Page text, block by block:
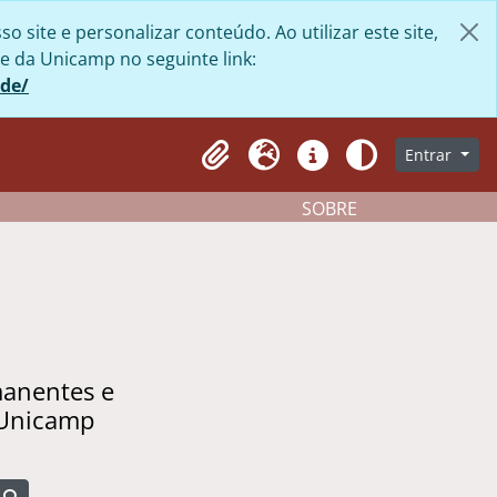
site e personalizar conteúdo. Ao utilizar este site,
da Unicamp no seguinte link:
Clipboard
Idioma AtalhosAparênciaEntrar
SOBRE
e